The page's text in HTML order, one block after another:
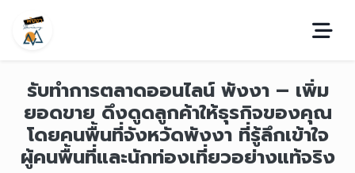
รับทำการตลาดออนไลน์ พังงา – เพิ่ม
ยอดขาย ดึงดูดลูกค้าให้ธุรกิจของคุณ
โดยคนพื้นที่จังหวัดพังงา ที่รู้ลึกเข้าใจ
ผู้คนพื้นที่และนักท่องเที่ยวอย่างแท้จริง